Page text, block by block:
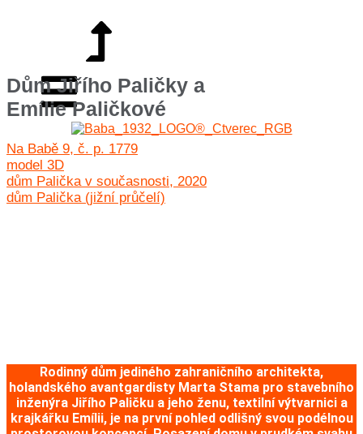
Dům Jiřího Paličky a
Emílie Paličkové
Na Babě 9, č. p. 1779
model 3D
dům Palička v současnosti, 2020
dům Palička (jižní průčelí)
Rodinný dům jediného zahraničního architekta,
holandského avantgardisty Marta Stama pro stavebního
inženýra Jiřího Paličku a jeho ženu, textilní výtvarnici a
krajkářku Emílii, je na první pohled odlišný svou podélnou